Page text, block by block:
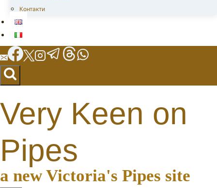
Контакти
Very Keen on
Pipes
a new Victoria's Pipes site